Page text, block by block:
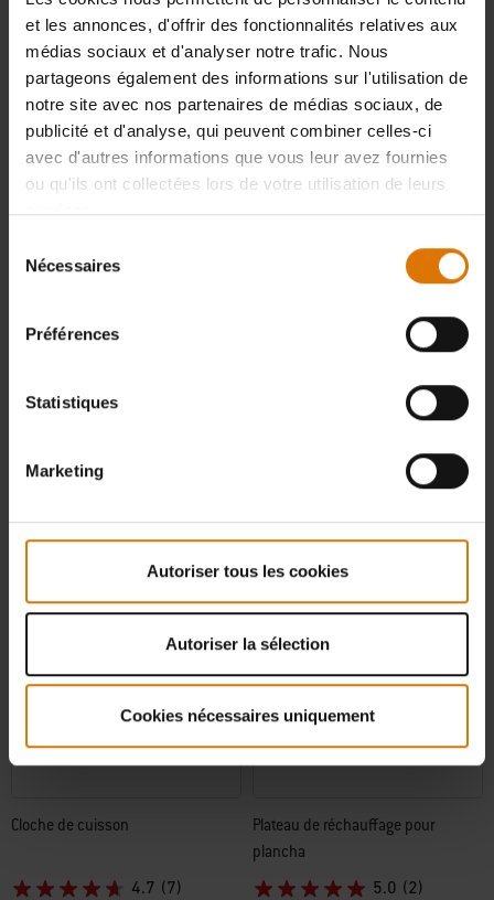
et les annonces, d'offrir des fonctionnalités relatives aux
médias sociaux et d'analyser notre trafic. Nous
partageons également des informations sur l'utilisation de
notre site avec nos partenaires de médias sociaux, de
publicité et d'analyse, qui peuvent combiner celles-ci
avec d'autres informations que vous leur avez fournies
ou qu'ils ont collectées lors de votre utilisation de leurs
services.
Nécessaires
Préférences
Statistiques
Marketing
Autoriser tous les cookies
Autoriser la sélection
Cookies nécessaires uniquement
Color Options Color Options
Color Options
(13)
Cloche de cuisson
4.7 (7)
Plateau de réchauffage pour
plancha
5.0 (2)